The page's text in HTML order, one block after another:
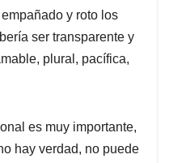
y roto los
ser transparente y
plural, pacífica,
es muy importante,
hay verdad, no puede